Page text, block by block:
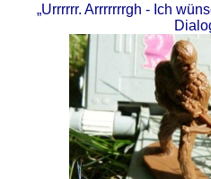
„Urrrrrr. Arrrrrrrgh - Ich